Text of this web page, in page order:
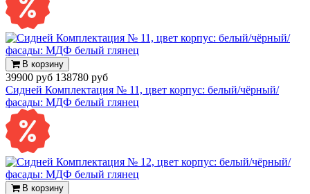
В корзину
39900 руб 138780 руб
Сидней Комплектация № 11, цвет корпус: белый/чёрный/
фасады: МДФ белый глянец
В корзину